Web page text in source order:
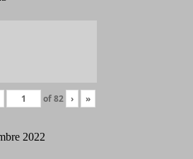
of82 › »
2022